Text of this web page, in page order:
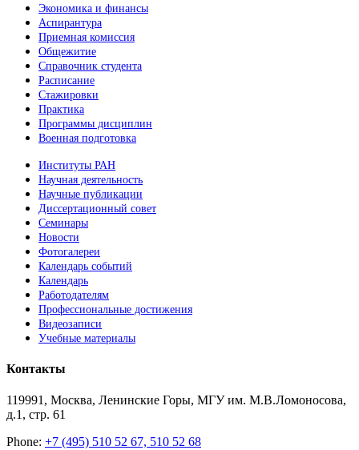
Экономика и финансы
Аспирантура
Приемная комиссия
Общежитие
Справочник студента
Расписание
Стажировки
Практика
Программы дисциплин
Военная подготовка
Институты РАН
Научная деятельность
Научные публикации
Диссертационный совет
Семинары
Новости
Фотогалереи
Календарь событий
Календарь
Работодателям
Профессиональные достижения
Видеозаписи
Учебные материалы
Контакты
119991, Москва, Ленинские Горы, МГУ им. М.В.Ломоносова,
д.1, стр. 61
Phone: +7 (495) 510 52 67, 510 52 68